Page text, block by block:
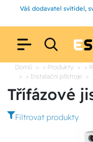
Váš dodavatel svítidel,
Domů > Produkty
>
> Instalační přístroje
Třífázové
Filtrovat produkty